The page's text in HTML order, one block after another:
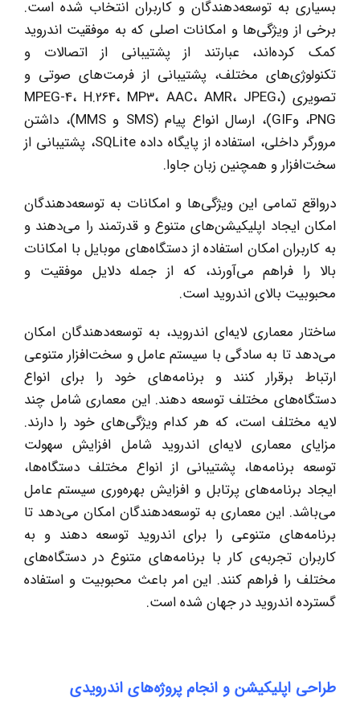
بسیاری به توسعه‌دهندگان و کاربران انتخاب شده است.
برخی از ویژگی‌ها و امکانات اصلی که به موفقیت اندروید
کمک کرده‌اند، عبارتند از پشتیبانی از اتصالات و
تکنولوژی‌های مختلف، پشتیبانی از فرمت‌های صوتی و
تصویری (MPEG-4، H.264، MP3، AAC، AMR، JPEG،
PNG، وGIF)، ارسال انواع پیام (SMS و MMS)، داشتن
مرورگر داخلی، استفاده از پایگاه داده SQLite، پشتیبانی از
سخت‌افزار و همچنین زبان جاوا.
درواقع تمامی این ویژگی‌ها و امکانات به توسعه‌دهندگان
امکان ایجاد اپلیکیشن‌های متنوع و قدرتمند را می‌دهند و
به کاربران امکان استفاده از دستگاه‌های موبایل با امکانات
بالا را فراهم می‌آورند، که از جمله دلایل موفقیت و
محبوبیت بالای اندروید است.
ساختار معماری لایه‌ای اندروید، به توسعه‌دهندگان امکان
می‌دهد تا به سادگی با سیستم عامل و سخت‌افزار متنوعی
ارتباط برقرار کنند و برنامه‌های خود را برای انواع
دستگاه‌های مختلف توسعه دهند. این معماری شامل چند
لایه مختلف است، که هر کدام ویژگی‌های خود را دارند.
مزایای معماری لایه‌ای اندروید شامل افزایش سهولت
توسعه برنامه‌ها، پشتیبانی از انواع مختلف دستگاه‌ها،
ایجاد برنامه‌های پرتابل و افزایش بهره‌وری سیستم عامل
می‌باشد. این معماری به توسعه‌دهندگان امکان می‌دهد تا
برنامه‌های متنوعی را برای اندروید توسعه دهند و به
کاربران تجربه‌ی کار با برنامه‌های متنوع در دستگاه‌های
مختلف را فراهم کنند. این امر باعث محبوبیت و استفاده
گسترده اندروید در جهان شده است.
طراحی اپلیکیشن و انجام پروژه‌های اندرویدی